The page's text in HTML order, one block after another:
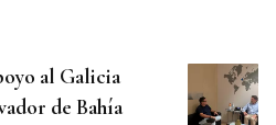
al Galicia
de Bahía